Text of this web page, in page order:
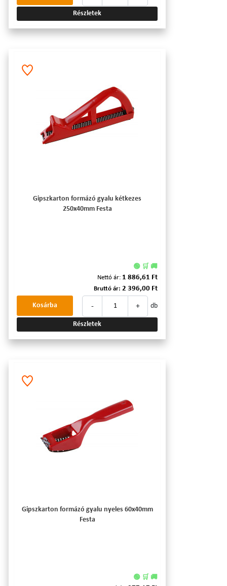
Részletek
Gipszkarton formázó gyalu kétkezes
250x40mm Festa
🟢 🛒 🚚
Nettó ár: 1 886,61 Ft
Bruttó ár: 2 396,00 Ft
- + db
Kosárba
Részletek
Gipszkarton formázó gyalu nyeles 60x40mm
Festa
🟢 🛒 🚚